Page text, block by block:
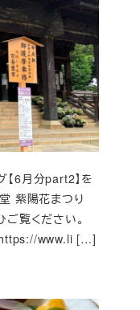
【6月分part2】を
紫陽花まつり
覧ください。
www.li […]